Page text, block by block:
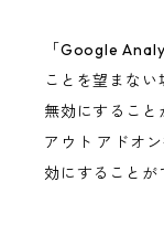
「Google
ことを望まな
無効にするこ
アウト アドオ
効にすることが